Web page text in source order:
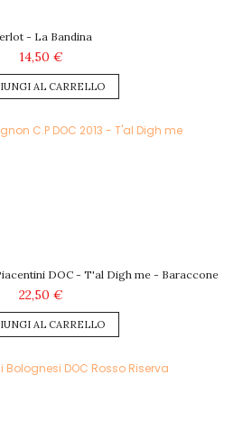
- La Bandina
14,50 €
AL CARRELLO
DOC - T'al Digh me - Baraccone
22,50 €
AL CARRELLO